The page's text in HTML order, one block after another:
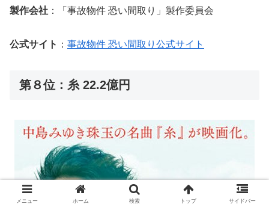
製作会社 ：「事故物件 恐い間取り」製作委員会
公式サイト ： 事故物件 恐い間取り公式サイト
第８位：糸 22.2億円
メニュー ホーム 検索 トップ サイドバー